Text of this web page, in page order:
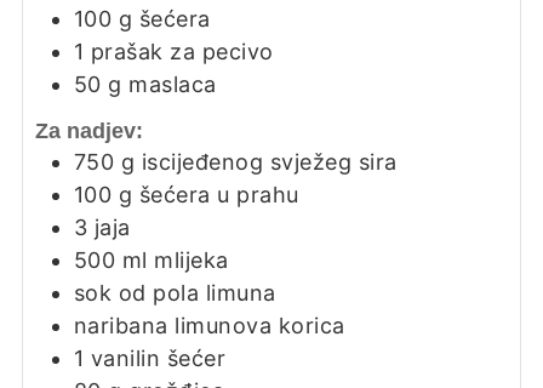
100 g šećera
1 prašak za pecivo
50 g maslaca
Za nadjev:
750 g iscijeđenog svježeg sira
100 g šećera u prahu
3 jaja
500 ml mlijeka
sok od pola limuna
naribana limunova korica
1 vanilin šećer